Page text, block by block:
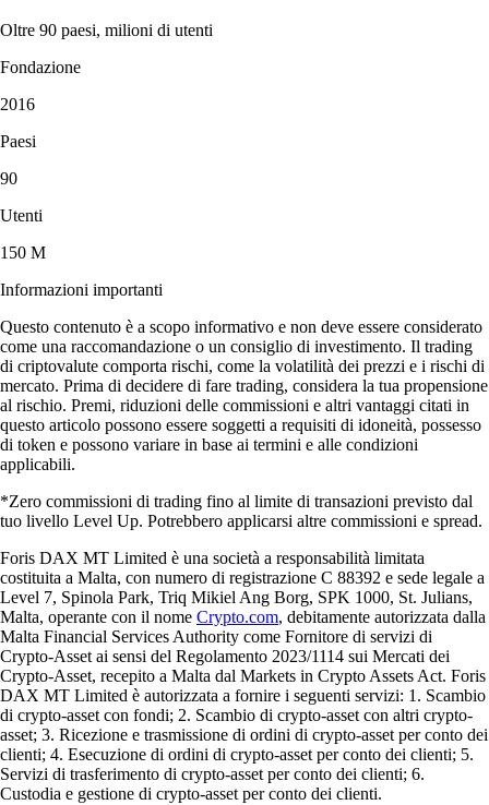
Oltre 90 paesi, milioni di utenti
Fondazione
2016
Paesi
90
Utenti
150 M
Informazioni importanti
Questo contenuto è a scopo informativo e non deve essere considerato
come una raccomandazione o un consiglio di investimento. Il trading
di criptovalute comporta rischi, come la volatilità dei prezzi e i rischi di
mercato. Prima di decidere di fare trading, considera la tua propensione
al rischio. Premi, riduzioni delle commissioni e altri vantaggi citati in
questo articolo possono essere soggetti a requisiti di idoneità, possesso
di token e possono variare in base ai termini e alle condizioni
applicabili.
*Zero commissioni di trading fino al limite di transazioni previsto dal
tuo livello Level Up. Potrebbero applicarsi altre commissioni e spread.
Foris DAX MT Limited è una società a responsabilità limitata
costituita a Malta, con numero di registrazione C 88392 e sede legale a
Level 7, Spinola Park, Triq Mikiel Ang Borg, SPK 1000, St. Julians,
Malta, operante con il nome Crypto.com, debitamente autorizzata dalla
Malta Financial Services Authority come Fornitore di servizi di
Crypto-Asset ai sensi del Regolamento 2023/1114 sui Mercati dei
Crypto-Asset, recepito a Malta dal Markets in Crypto Assets Act. Foris
DAX MT Limited è autorizzata a fornire i seguenti servizi: 1. Scambio
di crypto-asset con fondi; 2. Scambio di crypto-asset con altri crypto-
asset; 3. Ricezione e trasmissione di ordini di crypto-asset per conto dei
clienti; 4. Esecuzione di ordini di crypto-asset per conto dei clienti; 5.
Servizi di trasferimento di crypto-asset per conto dei clienti; 6.
Custodia e gestione di crypto-asset per conto dei clienti.